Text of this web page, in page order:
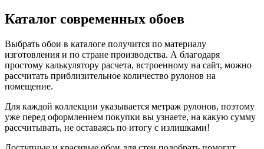
Каталог современных обоев
Выбрать обои в каталоге получится по материалу
изготовления и по стране производства. А благодаря
простому калькулятору расчета, встроенному на сайт, можно
рассчитать приблизительное количество рулонов на
помещение.
Для каждой коллекции указывается метраж рулонов, поэтому
уже перед оформлением покупки вы узнаете, на какую сумму
рассчитывать, не оставаясь по итогу с излишками!